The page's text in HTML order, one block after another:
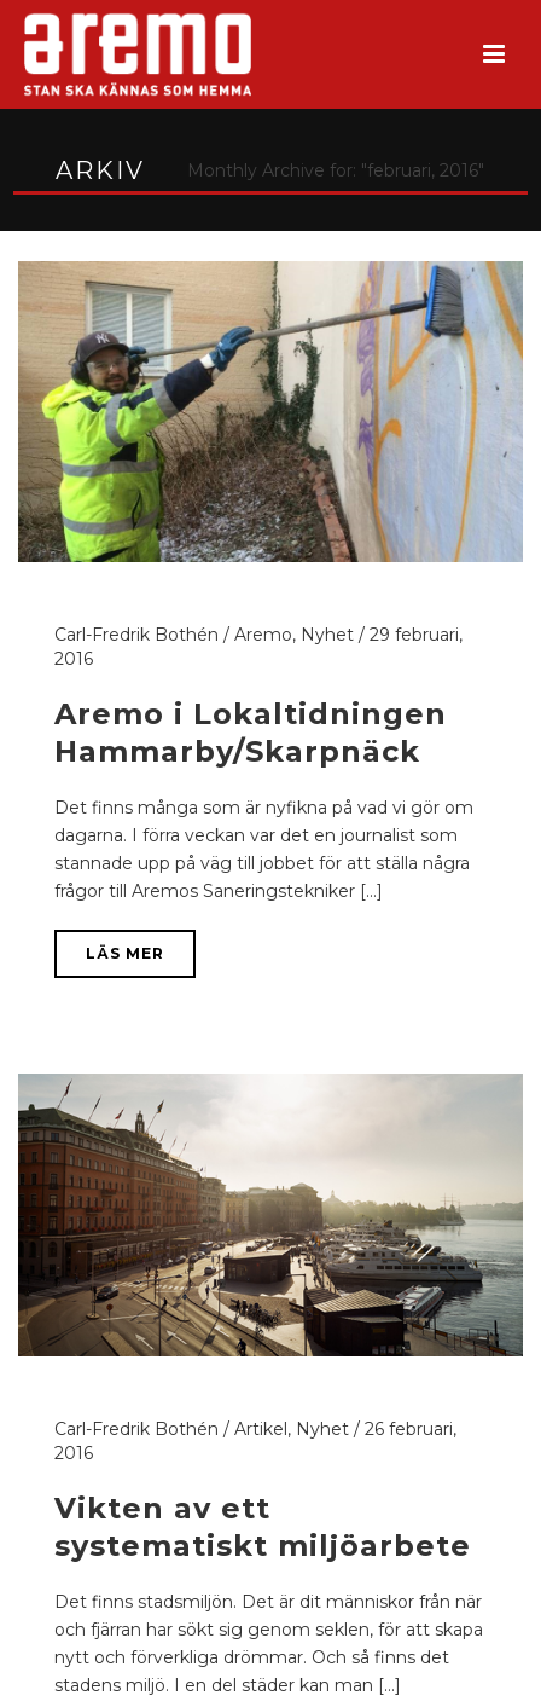
ARKIV Monthly Archive for: "februari, 2016"
Carl-Fredrik Bothén / Aremo, Nyhet / 29 februari,
2016
Aremo i Lokaltidningen
Hammarby/Skarpnäck
Det finns många som är nyfikna på vad vi gör om
dagarna. I förra veckan var det en journalist som
stannade upp på väg till jobbet för att ställa några
frågor till Aremos Saneringstekniker [...]
LÄS MER
Carl-Fredrik Bothén / Artikel, Nyhet / 26 februari,
2016
Vikten av ett
systematiskt miljöarbete
Det finns stadsmiljön. Det är dit människor från när
och fjärran har sökt sig genom seklen, för att skapa
nytt och förverkliga drömmar. Och så finns det
stadens miljö. I en del städer kan man [...]